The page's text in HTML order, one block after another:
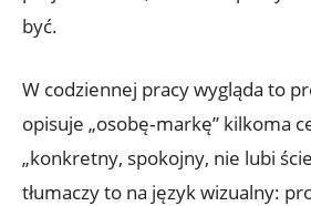
być.
W codziennej pracy wygląda to
opisuje „osobę‑markę” kilkoma
„konkretny, spokojny, nie lubi
tłumaczy to na język wizualny: